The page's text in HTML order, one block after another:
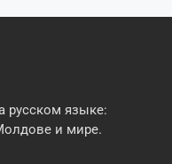
русском языке:
и мире.